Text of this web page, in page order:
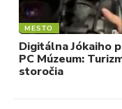
MESTO
Digitálna Jókaiho
PC Múzeum:
storočia